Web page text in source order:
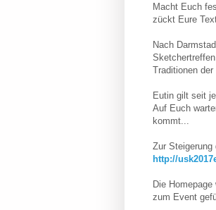
Macht Euch
zückt Eure
Nach
Traditionen
Eutin gilt seit
Auf Euch
kommt...
Zur Steigerung
http://
Die
zum Event